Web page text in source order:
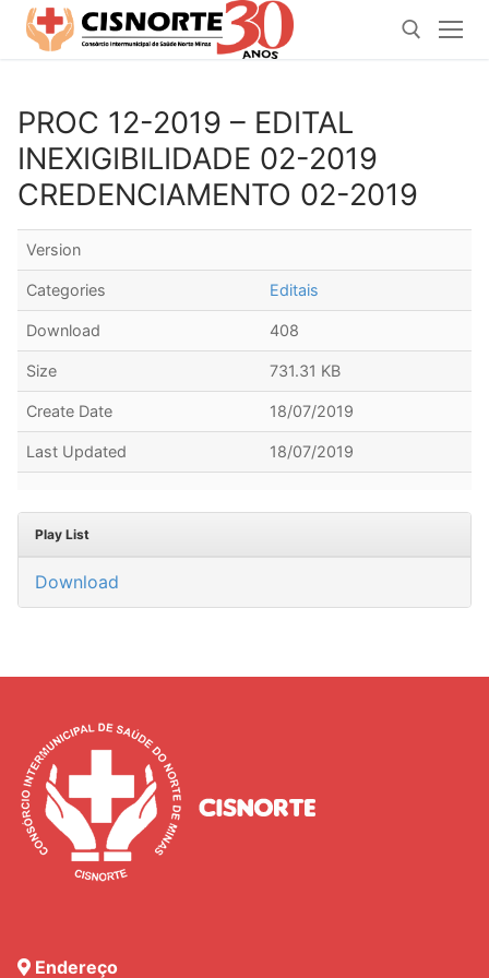
Pular
para
Pesquisar por:
PROC 12-2019 – EDITAL
INEXIGIBILIDADE 02-2019
CREDENCIAMENTO 02-2019
Version
Categories Editais
Download 408
Size 731.31 KB
Create Date 18/07/2019
Last Updated 18/07/2019
Play List
Download
Endereço